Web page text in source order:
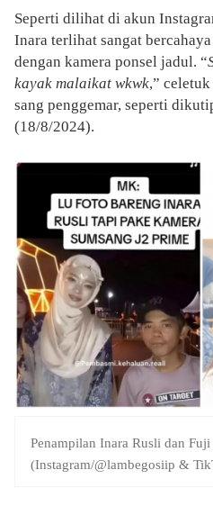
Seperti dilihat di akun
Inara terlihat sangat
dengan kamera ponsel jadul. “
kayak malaikat wkwk,”
sang penggemar, seperti
(18/8/2024).
Penampilan Inara Rusli dan
(Instagram/@lambegosiip &